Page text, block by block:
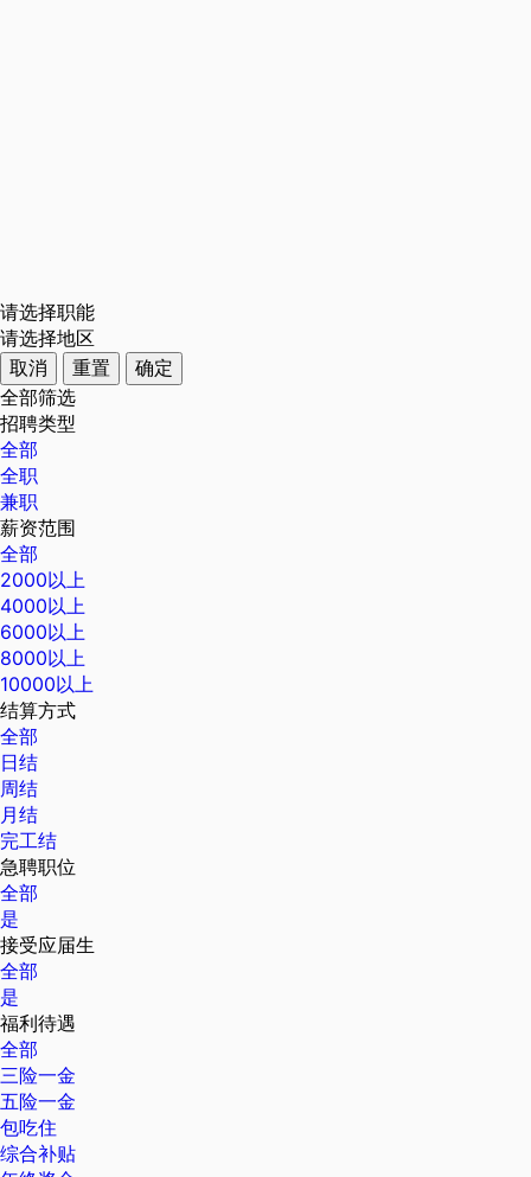
请选择职能
请选择地区
取消
重置
确定
全部筛选
招聘类型
全部
全职
兼职
薪资范围
全部
2000以上
4000以上
6000以上
8000以上
10000以上
结算方式
全部
日结
周结
月结
完工结
急聘职位
全部
是
接受应届生
全部
是
福利待遇
全部
三险一金
五险一金
包吃住
综合补贴